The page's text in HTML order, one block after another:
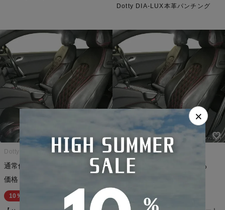
Dotty DIA-LUX本革パンチング
Dotty ダティ
通常価格
のところ
価格
10％OFF
Dotty ダティ
通常価格
のところ
10％OFF
×